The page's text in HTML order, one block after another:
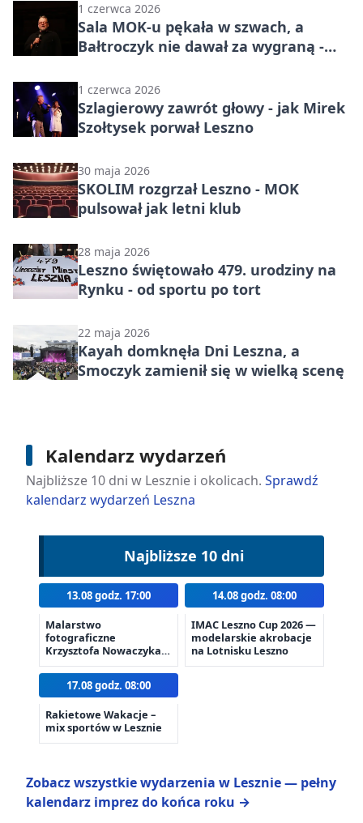
1 czerwca 2026
Sala MOK-u pękała w szwach, a
Bałtroczyk nie dawał za wygraną -
stand-upu
1 czerwca 2026
Szlagierowy zawrót głowy - jak Mirek
Szołtysek porwał Leszno
30 maja 2026
SKOLIM rozgrzał Leszno - MOK
pulsował jak letni klub
28 maja 2026
Leszno świętowało 479. urodziny na
Rynku - od sportu po tort
22 maja 2026
Kayah domknęła Dni Leszna, a
Smoczyk zamienił się w wielką scenę
Kalendarz wydarzeń
Najbliższe 10 dni w Lesznie i okolicach. Sprawdź
kalendarz wydarzeń Leszna
Najbliższe 10 dni
13.08 godz. 17:00
Malarstwo
fotograficzne
Krzysztofa Nowaczyka –
wernisaż wystawy
14.08 godz. 08:00
IMAC Leszno Cup 2026 —
modelarskie akrobacje
na Lotnisku Leszno
17.08 godz. 08:00
Rakietowe Wakacje –
mix sportów w Lesznie
Zobacz wszystkie wydarzenia w Lesznie — pełny
kalendarz imprez do końca roku →